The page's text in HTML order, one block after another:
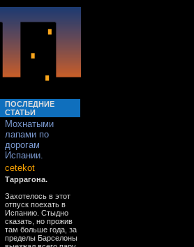
ПОСЛЕДНИЕ
СТАТЬИ
Мохнатыми
лапами по
дорогам
Испании.
cetekot
Таррагона.
Захотелось в этот
отпуск поехать в
Испанию. Стыдно
сказать, но прожив
там больше года, за
пределы Барселоны